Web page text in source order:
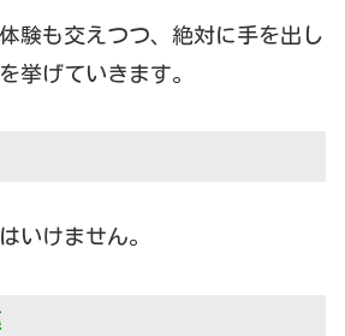
験も交えつつ、絶対に手を出し
挙げていきます。
いけません。